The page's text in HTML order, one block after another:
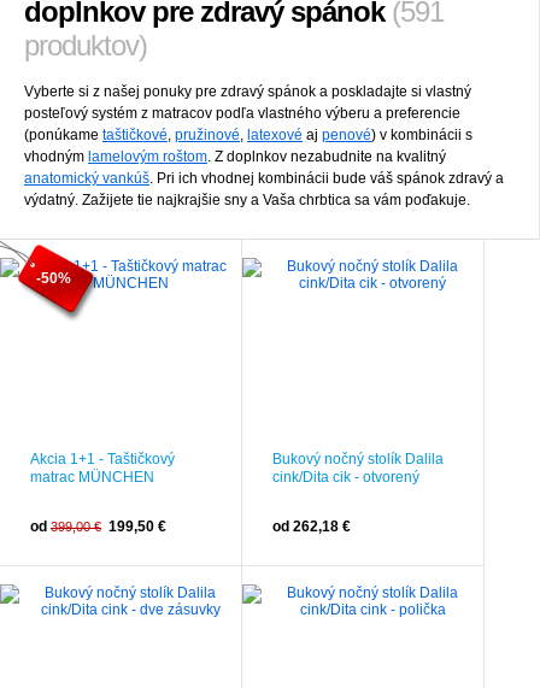
doplnkov pre zdravý spánok (591
produktov)
Vyberte si z našej ponuky pre zdravý spánok a poskladajte si vlastný
posteľový systém z matracov podľa vlastného výberu a preferencie
(ponúkame taštičkové, pružinové, latexové aj penové) v kombinácii s
vhodným lamelovým roštom. Z doplnkov nezabudnite na kvalitný
anatomický vankúš. Pri ich vhodnej kombinácii bude váš spánok zdravý a
výdatný. Zažijete tie najkrajšie sny a Vaša chrbtica sa vám poďakuje.
-50%
Akcia 1+1 - Taštičkový
matrac MÜNCHEN
od 399,00 € 199,50 €
Bukový nočný stolík Dalila
cink/Dita cik - otvorený
od 262,18 €